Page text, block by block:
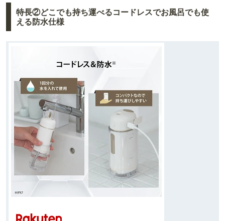
特長②どこでも持ち運べるコードレスでお風呂でも使
える防水仕様